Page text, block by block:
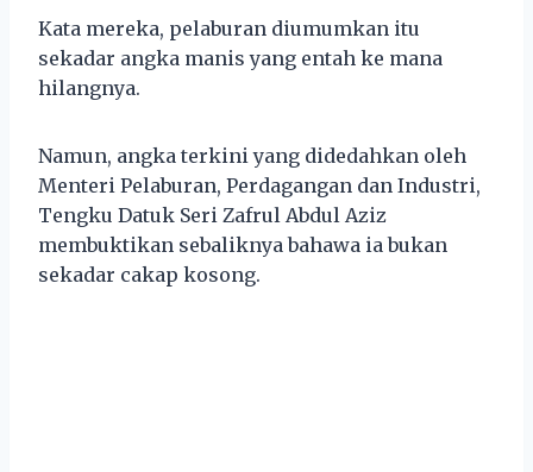
Kata mereka, pelaburan diumumkan itu
sekadar angka manis yang entah ke mana
hilangnya.
Namun, angka terkini yang didedahkan oleh
Menteri Pelaburan, Perdagangan dan Industri,
Tengku Datuk Seri Zafrul Abdul Aziz
membuktikan sebaliknya bahawa ia bukan
sekadar cakap kosong.